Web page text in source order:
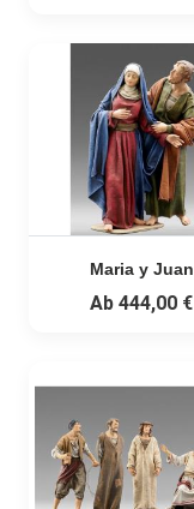
Maria y Juan
Ab 444,00 €